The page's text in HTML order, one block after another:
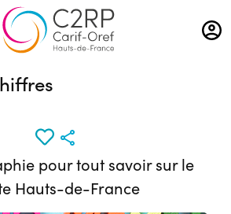
Aller
au
contenu
pour tout savoir sur le
Hauts-de-France